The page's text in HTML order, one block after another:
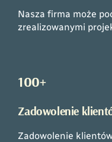
Nasza firma może
zrealizowanymi
100+
Zadowolenie
Zadowolenie